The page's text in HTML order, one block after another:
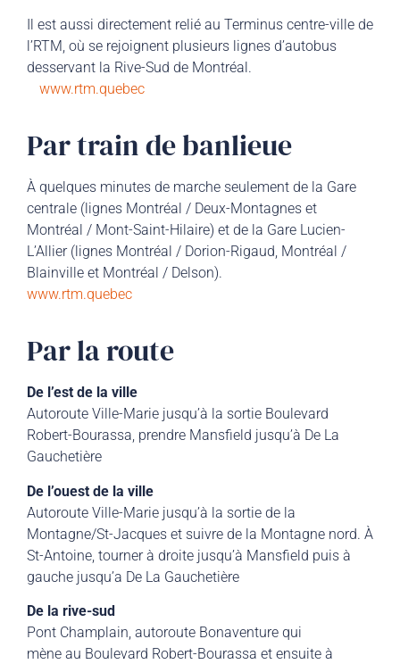
Il est aussi directement relié au Terminus centre-ville de
l’RTM, où se rejoignent plusieurs lignes d’autobus
desservant la Rive-Sud de Montréal.
www.rtm.quebec
Par train de banlieue
À quelques minutes de marche seulement de la Gare
centrale (lignes Montréal / Deux-Montagnes et
Montréal / Mont-Saint-Hilaire) et de la Gare Lucien-
L’Allier (lignes Montréal / Dorion-Rigaud, Montréal /
Blainville et Montréal / Delson).
www.rtm.quebec
Par la route
De l’est de la ville
Autoroute Ville-Marie jusqu’à la sortie Boulevard
Robert-Bourassa, prendre Mansfield jusqu’à De La
Gauchetière
De l’ouest de la ville
Autoroute Ville-Marie jusqu’à la sortie de la
Montagne/St-Jacques et suivre de la Montagne nord. À
St-Antoine, tourner à droite jusqu’à Mansfield puis à
gauche jusqu’a De La Gauchetière
De la rive-sud
Pont Champlain, autoroute Bonaventure qui
mène au Boulevard Robert-Bourassa et ensuite à